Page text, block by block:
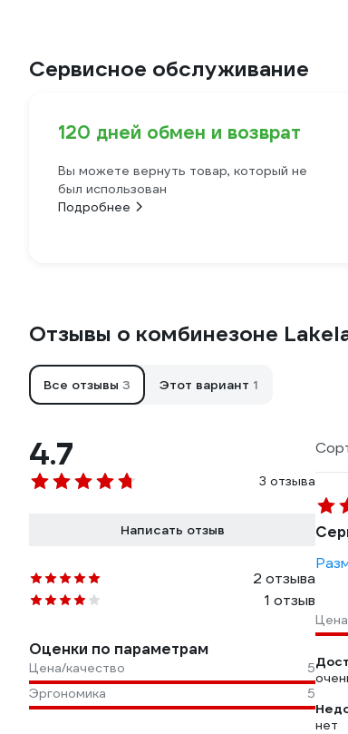
Сервисное обслуживание
120 дней обмен и возврат
Вы можете вернуть товар, который не
был использован
Подробнее
Отзывы о комбинезоне
Все отзывы 3 Этот вариант 1
4.7
3 отзыва
Написать отзыв
2 отзыва
1 отзыв
Оценки по параметрам
Цена/качество
5
Эргономика
5
нет